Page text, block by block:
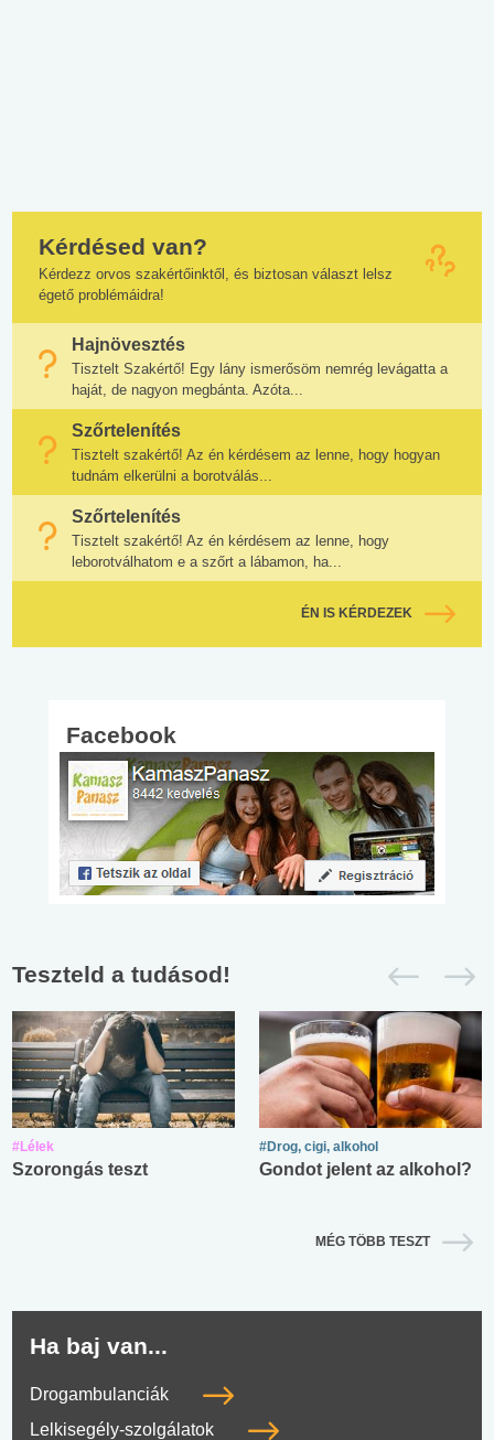
Kérdésed van?
Kérdezz orvos szakértőinktől, és biztosan választ lelsz
égető problémáidra!
Hajnövesztés
Tisztelt Szakértő! Egy lány ismerősöm nemrég levágatta a
haját, de nagyon megbánta. Azóta...
Szőrtelenítés
Tisztelt szakértő! Az én kérdésem az lenne, hogy hogyan
tudnám elkerülni a borotválás...
Szőrtelenítés
Tisztelt szakértő! Az én kérdésem az lenne, hogy
leborotválhatom e a szőrt a lábamon, ha...
ÉN IS KÉRDEZEK
Facebook
Teszteld a tudásod!
#Lélek
Szorongás teszt
#Drog, cigi, alkohol
Gondot jelent az alkohol?
MÉG TÖBB TESZT
Ha baj van...
Drogambulanciák
Lelkisegély-szolgálatok